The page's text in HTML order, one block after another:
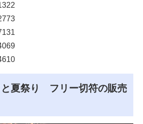
と夏祭り フリー切符の販売